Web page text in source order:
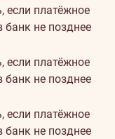
если платёжное
банк не позднее
если платёжное
банк не позднее
если платёжное
банк не позднее